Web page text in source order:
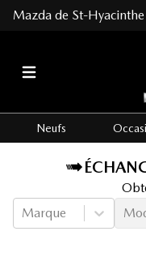
Mazda de St-Hyacinthe
Neufs
Marque